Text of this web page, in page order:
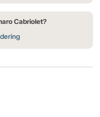
Cabriolet?